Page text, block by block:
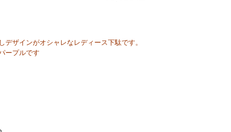
デザインがオシャレなレディース下駄です。
ープルです